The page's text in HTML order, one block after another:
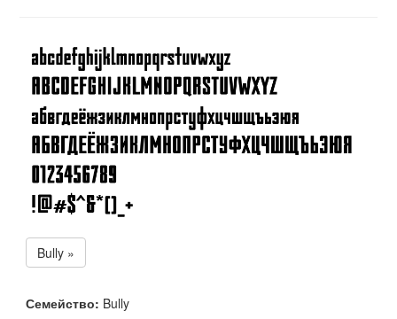
Bully »
Семейство: Bully